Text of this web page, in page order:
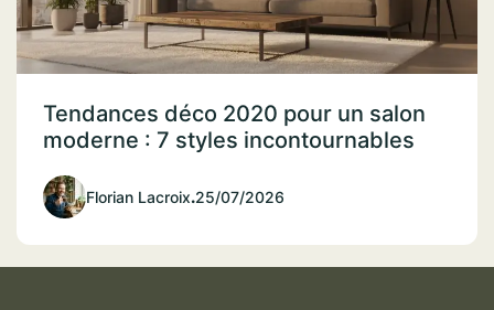
Tendances déco 2020 pour un salon
moderne : 7 styles incontournables
Florian Lacroix.25/07/2026